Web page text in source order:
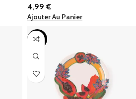
4,99€
Ajouter Au Panier
-50%